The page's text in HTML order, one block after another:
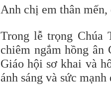
Anh chị em thân
Trong lễ trọng Chúa
chiêm ngắm hồng ân
Giáo hội sơ khai và
ánh sáng và sức